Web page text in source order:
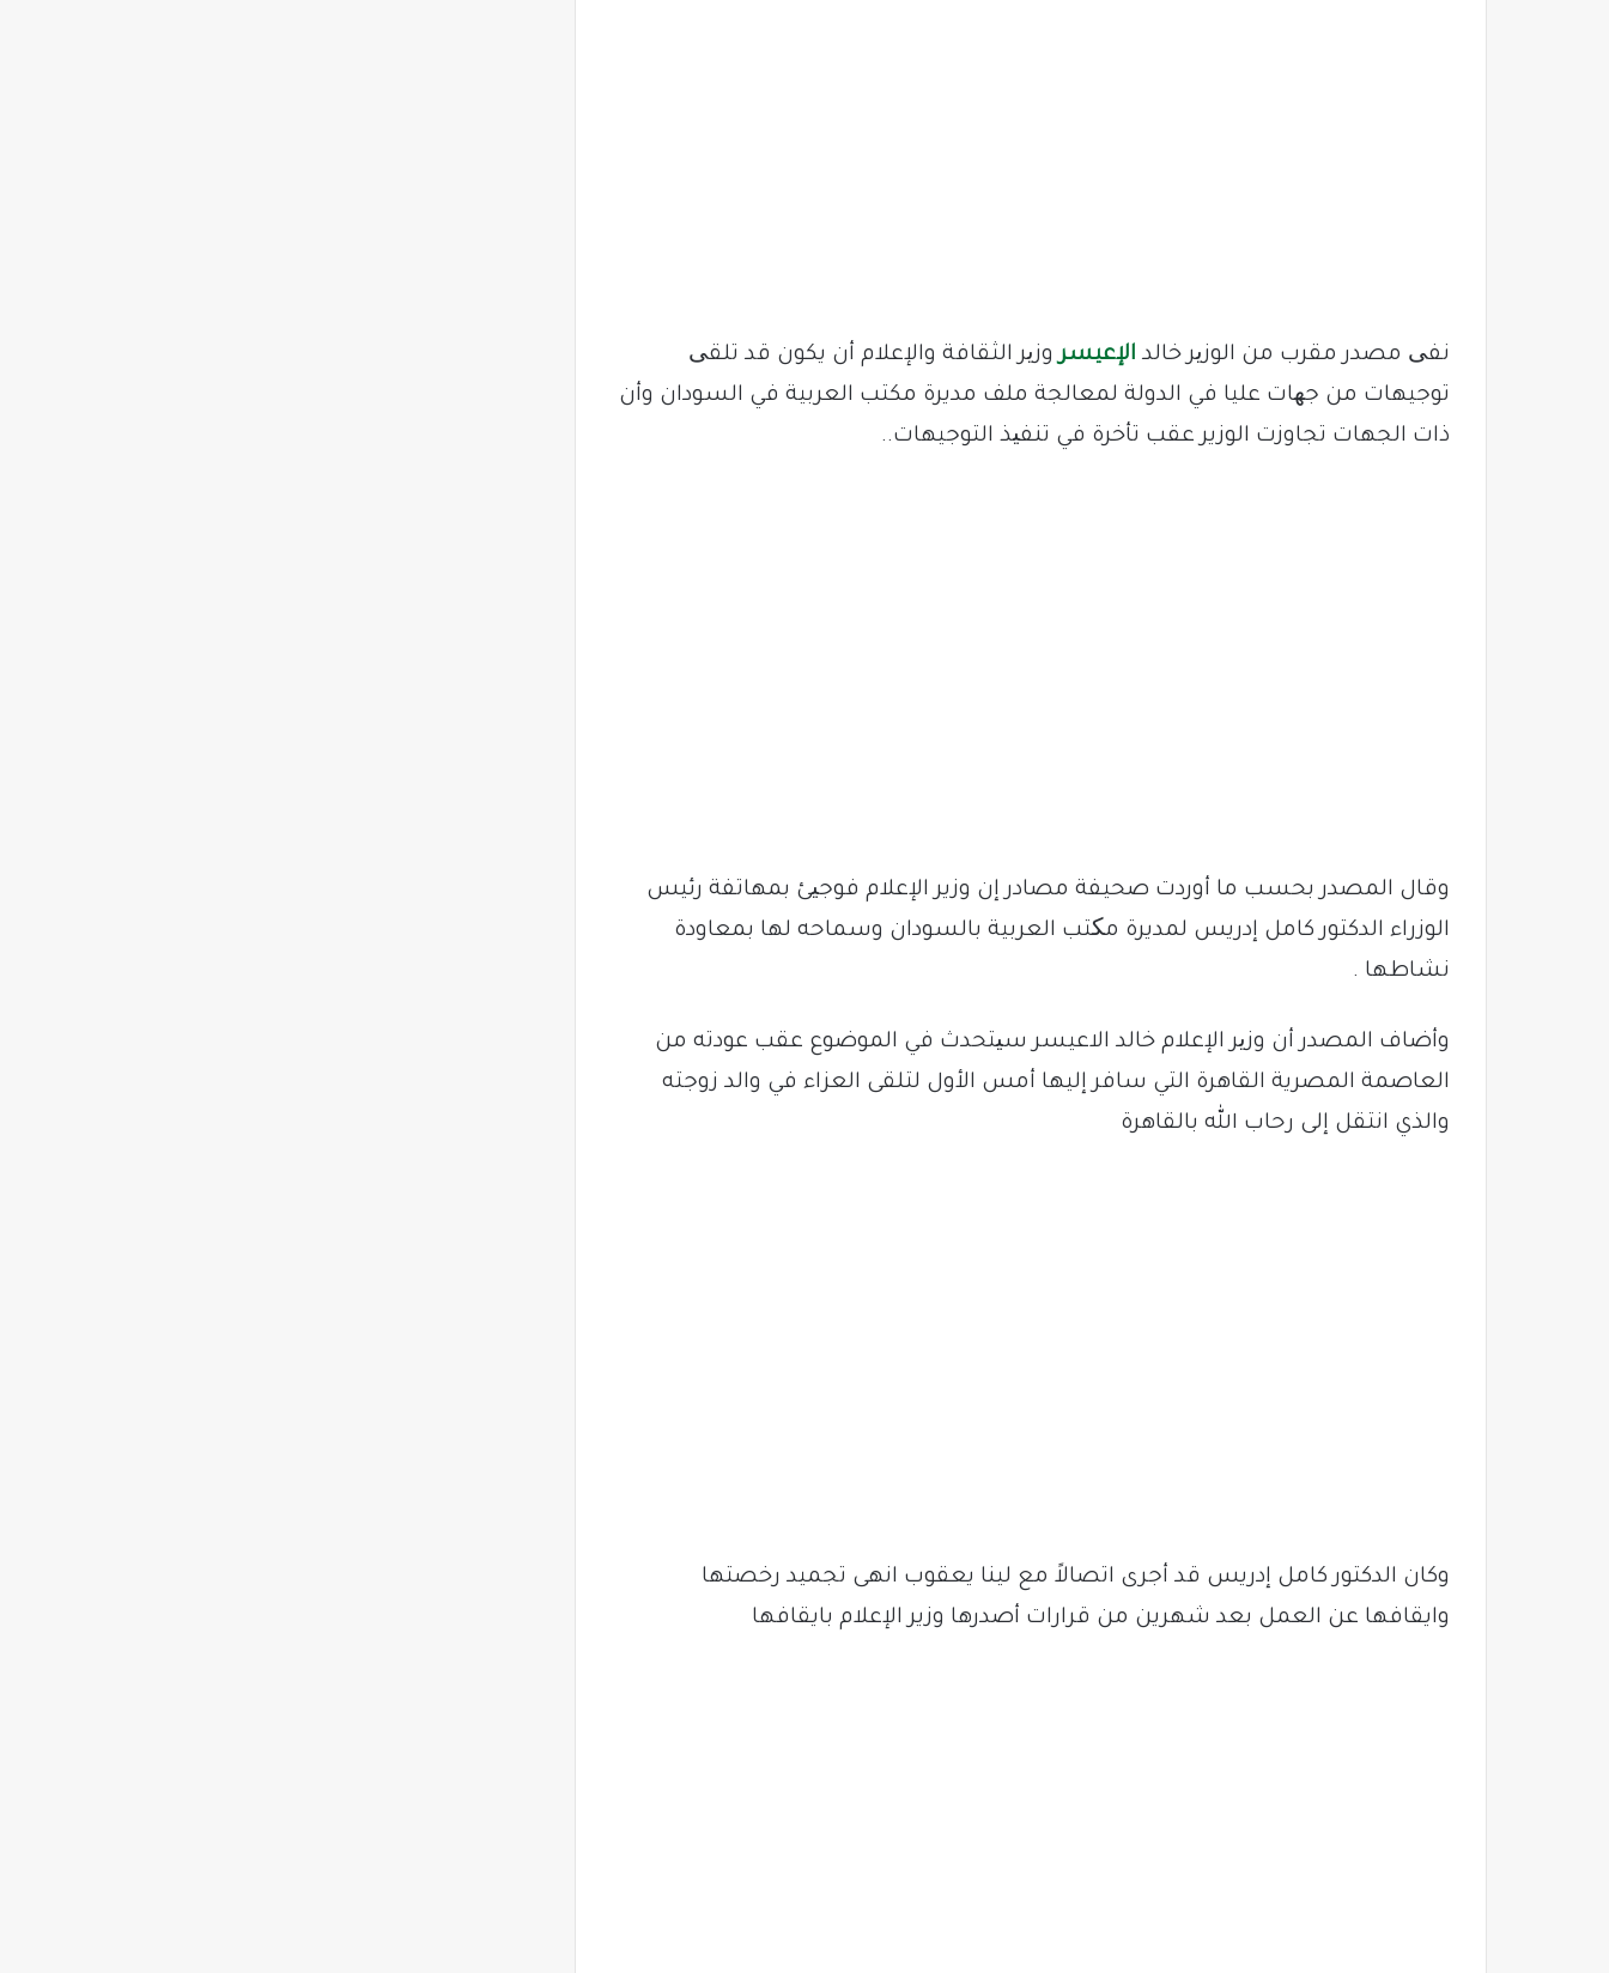
نفی مصدر مقرب من الوزیر خالد الإعيسروزیر الثقافة والإعلام أن يكون قد تلقی
توجيهات من جھات عليا في الدولة لمعالجة ملف مديرة مكتب العربية في السودان وأن
ذات الجهات تجاوزت الوزير عقب تأخرة في تنفیذ التوجيهات..
وقال المصدر بحسب ما أوردت صحيفة مصادر إن وزير الإعلام فوجیئ بمهاتفة رئيس
الوزراء الدكتور كامل إدريس لمديرة مکتب العربية بالسودان وسماحه لها بمعاودة
نشاطها .
وأضاف المصدر أن وزیر الإعلام خالد الاعيسر سیتحدث في الموضوع عقب عودته من
العاصمة المصرية القاهرة التي سافر إليها أمس الأول لتلقى العزاء في والد زوجته
والذي انتقل إلى رحاب الله بالقاهرة
وكان الدكتور كامل إدريس قد أجرى اتصالاً مع لينا يعقوب انهى تجميد رخصتها
وايقافها عن العمل بعد شهرين من قرارات أصدرها وزير الإعلام بايقافها